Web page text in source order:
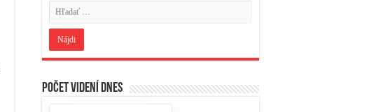
Počet videní dnes